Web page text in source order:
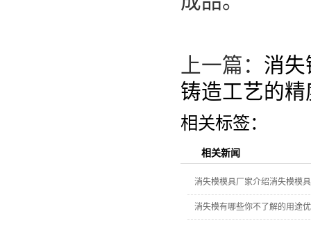
上一篇： 消失
铸造工艺的
相关标签：
相关新闻
消失模模具厂家介绍消失模模
消失模有哪些你不了解的用途